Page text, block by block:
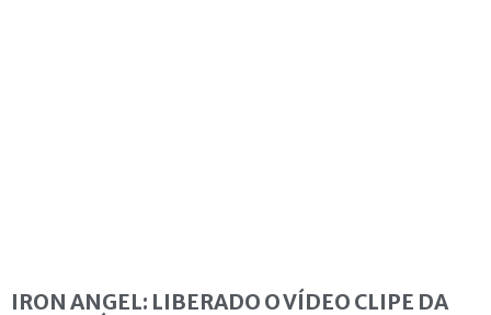
IRON ANGEL: LIBERADO O VÍDEO CLIPE DA